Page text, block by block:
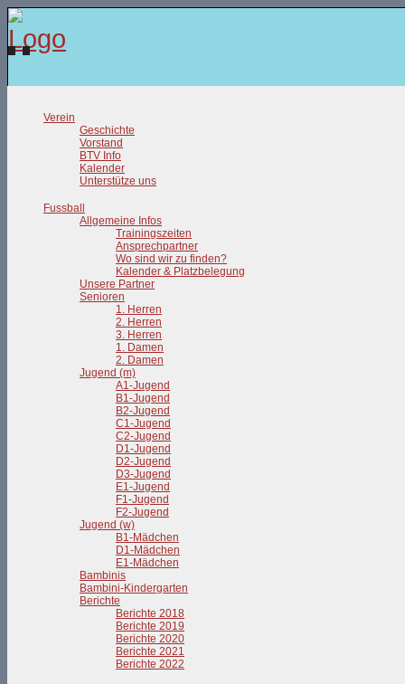
Verein
Geschichte
Vorstand
BTV Info
Kalender
Unterstütze uns
Fussball
Allgemeine Infos
Trainingszeiten
Ansprechpartner
Wo sind wir zu finden?
Kalender & Platzbelegung
Unsere Partner
Senioren
1. Herren
2. Herren
3. Herren
1. Damen
2. Damen
Jugend (m)
A1-Jugend
B1-Jugend
B2-Jugend
C1-Jugend
C2-Jugend
D1-Jugend
D2-Jugend
D3-Jugend
E1-Jugend
F1-Jugend
F2-Jugend
Jugend (w)
B1-Mädchen
D1-Mädchen
E1-Mädchen
Bambinis
Bambini-Kindergarten
Berichte
Berichte 2018
Berichte 2019
Berichte 2020
Berichte 2021
Berichte 2022